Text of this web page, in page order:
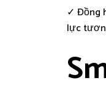
✓ Đồng
lực